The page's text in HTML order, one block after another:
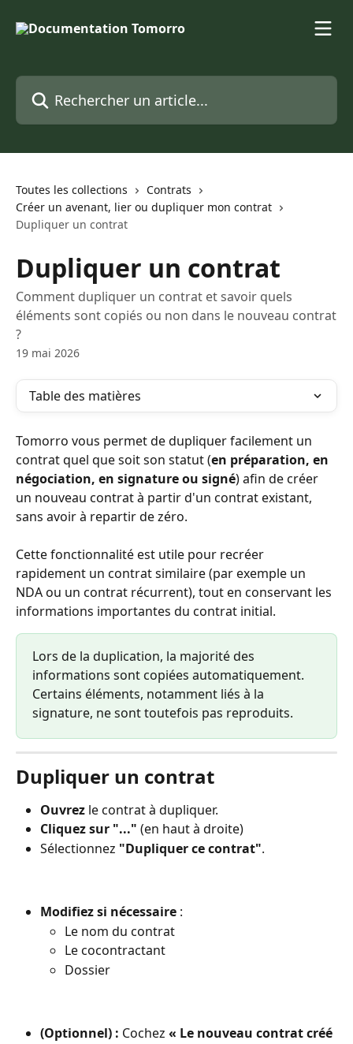
Rechercher un article...
Toutes les collections
Contrats
Créer un avenant, lier ou dupliquer mon contrat
Dupliquer un contrat
Dupliquer un contrat
Comment dupliquer un contrat et savoir quels
éléments sont copiés ou non dans le nouveau contrat
?
19 mai 2026
Table des matières
Tomorro vous permet de dupliquer facilement un
contrat quel que soit son statut (en préparation, en
négociation, en signature ou signé) afin de créer
un nouveau contrat à partir d'un contrat existant,
sans avoir à repartir de zéro.
Cette fonctionnalité est utile pour recréer
rapidement un contrat similaire (par exemple un
NDA ou un contrat récurrent), tout en conservant les
informations importantes du contrat initial.
Lors de la duplication, la majorité des
informations sont copiées automatiquement.
Certains éléments, notamment liés à la
signature, ne sont toutefois pas reproduits.
Dupliquer un contrat
Ouvrez le contrat à dupliquer.
Cliquez sur "..." (en haut à droite)
Sélectionnez "Dupliquer ce contrat".
Modifiez si nécessaire :
Le nom du contrat
Le cocontractant
Dossier
(Optionnel) : Cochez « Le nouveau contrat créé